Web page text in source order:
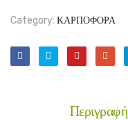
Category: ΚΑΡΠΟΦΟΡΑ
Περιγραφή